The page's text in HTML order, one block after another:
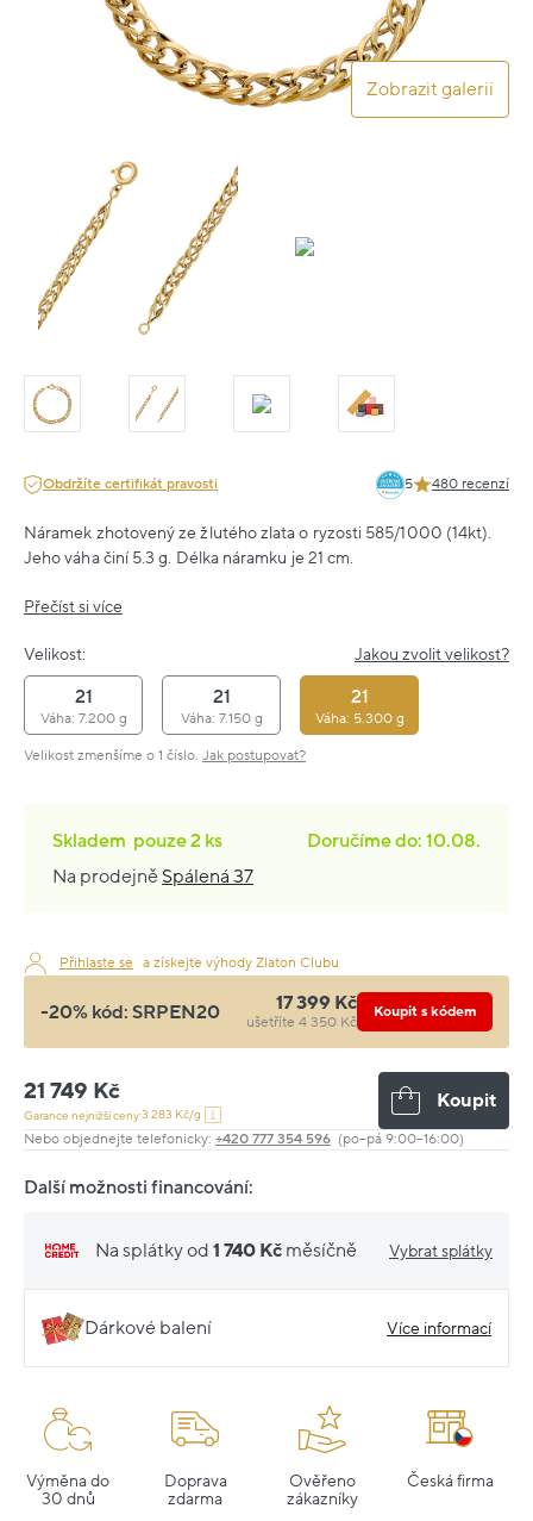
Zobrazit galerii
Obdržíte certifikát pravosti 5 480 recenzí
Náramek zhotovený ze žlutého zlata o ryzosti 585/1000 (14kt).
Jeho váha činí 5.3 g. Délka náramku je 21 cm.
Přečíst si více
Velikost: Jakou zvolit velikost?
21
Váha: 7.200 g
21
Váha: 7.150 g
21
Váha: 5.300 g
Velikost zmenšíme o 1 číslo. Jak postupovat?
Skladem pouze2 ks
Doručíme do: 10.08.
Na prodejně Spálená 37
Přihlaste se a získejte výhody Zlaton Clubu
-20% kód: SRPEN20 17 399 Kč
ušetříte 4 350 Kč
Koupit s kódem
21 749 Kč
Garance nejnižší ceny:3 283 Kč/g
Koupit
Nebo objednejte telefonicky: +420 777 354 596 (po–pá 9:00–16:00)
Další možnosti financování:
Na splátky od 1 740 Kč měsíčně Vybrat splátky
Dárkové balení Více informací
Výměna do
30 dnů
Doprava
zdarma
Ověřeno
zákazníky
Česká firma